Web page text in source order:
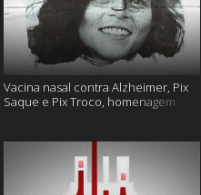
Vacina nasal contra Alzheimer, Pix
Saque e Pix Troco, homenagem